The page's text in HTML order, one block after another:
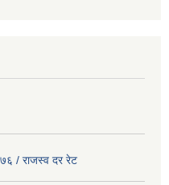
/ राजस्व दर रेट